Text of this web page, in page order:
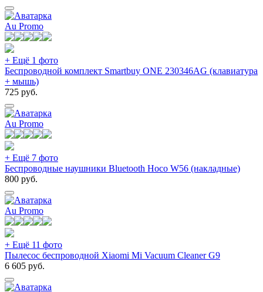
Au Promo
+ Ещё 1 фото
Беспроводной комплект Smartbuy ONE 230346AG (клавиатура
+ мышь)
725 руб.
Au Promo
+ Ещё 7 фото
Беспроводные наушники Bluetooth Hoco W56 (накладные)
800 руб.
Au Promo
+ Ещё 11 фото
Пылесос беспроводной Xiaomi Mi Vacuum Cleaner G9
6 605 руб.